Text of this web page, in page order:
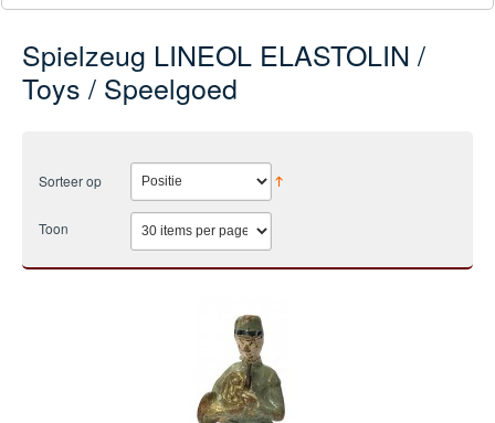
Spielzeug LINEOL ELASTOLIN /
Toys / Speelgoed
Sorteer op
Toon